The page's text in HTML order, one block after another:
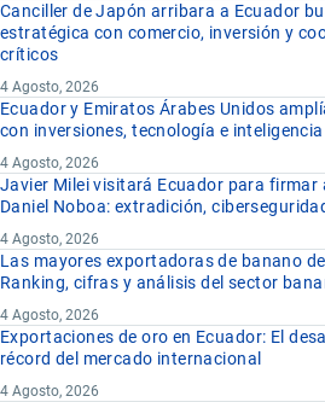
Canciller de Japón arribara a Ecuador
estratégica con comercio, inversión y
críticos
4 Agosto, 2026
Ecuador y Emiratos Árabes Unidos
con inversiones, tecnología e
4 Agosto, 2026
Javier Milei visitará Ecuador para firmar
Daniel Noboa: extradición,
4 Agosto, 2026
Las mayores exportadoras de banano
Ranking, cifras y análisis del sector
4 Agosto, 2026
Exportaciones de oro en Ecuador: El
récord del mercado internacional
4 Agosto, 2026